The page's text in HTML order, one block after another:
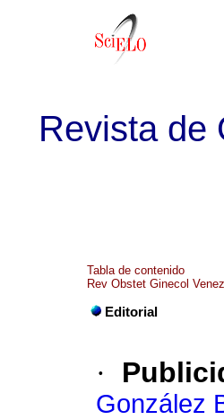
Revista de
Tabla de contenido
Rev Obstet Ginecol
Editorial
·
González